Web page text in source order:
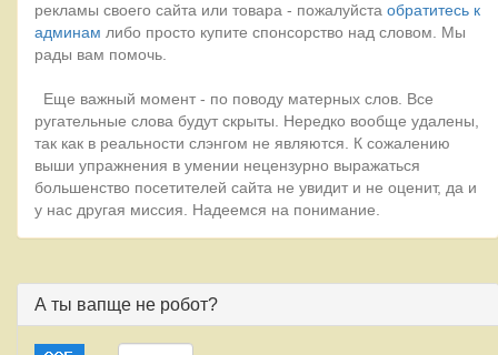
рекламы своего сайта или товара - пожалуйста обратитесь к
админам либо просто купите спонсорство над словом. Мы
рады вам помочь.
Еще важный момент - по поводу матерных слов. Все
ругательные слова будут скрыты. Нередко вообще удалены,
так как в реальности слэнгом не являются. К сожалению
выши упражнения в умении нецензурно выражаться
большенство посетителей сайта не увидит и не оценит, да и
у нас другая миссия. Надеемся на понимание.
А ты вапще не робот?